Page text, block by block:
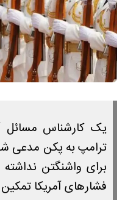
یک کارشناس مسائل
ترامپ به پکن مدعی
برای واشنگتن
فشار‌های آمریکا